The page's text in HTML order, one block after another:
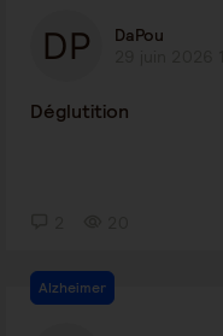
DaPou
Déglutition
Alzheimer